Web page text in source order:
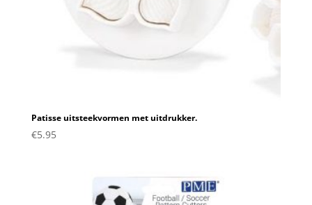
Patisse uitsteekvormen met uitdrukker.
€5.95